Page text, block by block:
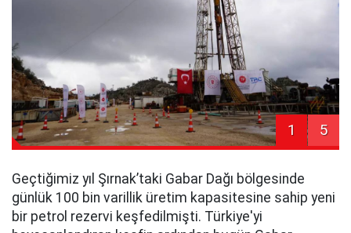
1 5
Geçtiğimiz yıl Şırnak’taki Gabar Dağı bölgesinde
günlük 100 bin varillik üretim kapasitesine sahip yeni
bir petrol rezervi keşfedilmişti. Türkiye'yi